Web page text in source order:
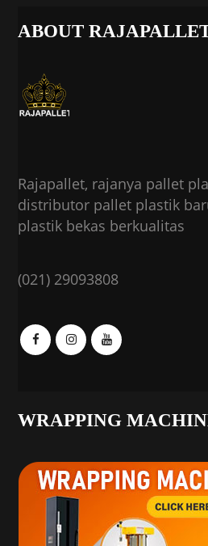
ABOUT
Rajapallet, rajanya pallet
distributor pallet plastik
plastik bekas berkualitas
(021) 29093808
WRAPPING